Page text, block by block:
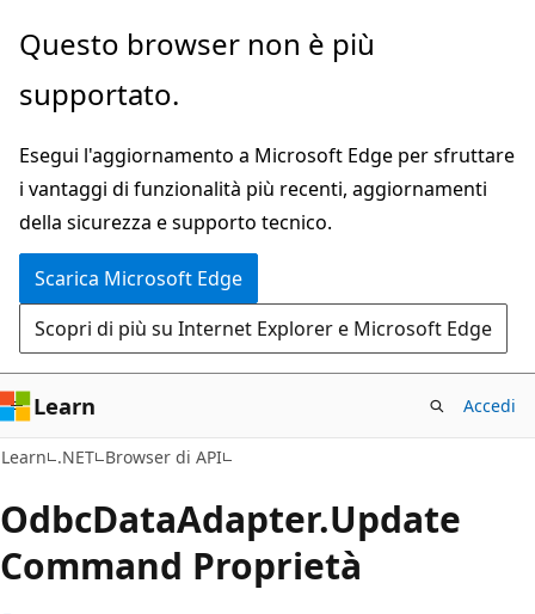
Ignora
passa
contenuto
principale
Passare
allo
spostamento
pagina
Questo browser non è più
supportato.
Esegui l'aggiornamento a Microsoft Edge per sfruttare
i vantaggi di funzionalità più recenti, aggiornamenti
della sicurezza e supporto tecnico.
Scarica Microsoft Edge
Scopri di più su Internet Explorer e Microsoft Edge
Learn Accedi
Learn .NET Browser di API
OdbcDataAdapter.Update
Command Proprietà